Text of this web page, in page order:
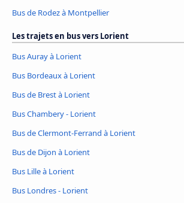
Bus de Rodez à Montpellier
Les trajets en bus vers Lorient
Bus Auray à Lorient
Bus Bordeaux à Lorient
Bus de Brest à Lorient
Bus Chambery - Lorient
Bus de Clermont-Ferrand à Lorient
Bus de Dijon à Lorient
Bus Lille à Lorient
Bus Londres - Lorient